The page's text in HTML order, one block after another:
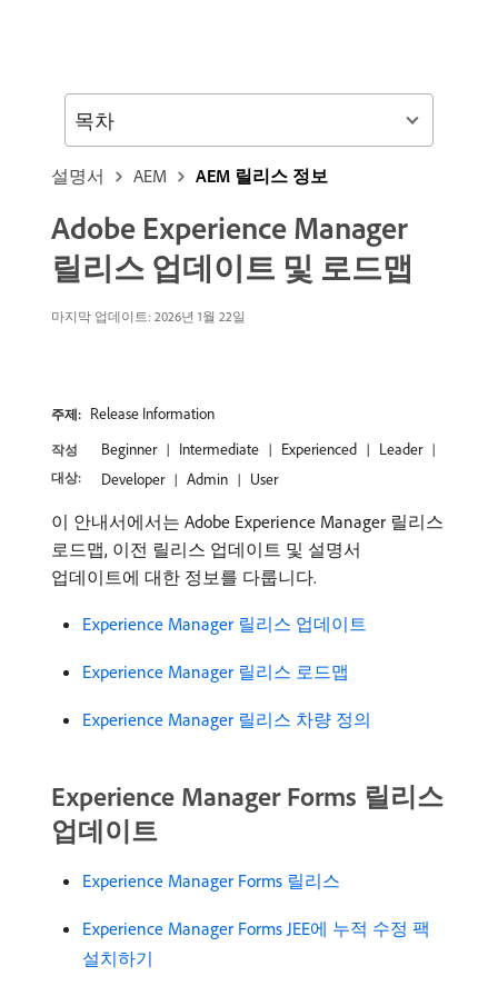
설명서 AEM AEM 릴리스 정보
Adobe Experience Manager
릴리스 업데이트 및 로드맵
마지막 업데이트: 2026년 1월 22일
주제: Release Information
작성
대상:
Beginner Intermediate Experienced
Leader
Developer
Admin User
이 안내서에서는 Adobe Experience Manager 릴리스
로드맵, 이전 릴리스 업데이트 및 설명서
업데이트에 대한 정보를 다룹니다.
Experience Manager 릴리스 업데이트
Experience Manager 릴리스 로드맵
Experience Manager 릴리스 차량 정의
Experience Manager Forms 릴리스
업데이트
Experience Manager Forms 릴리스
Experience Manager Forms JEE에 누적 수정 팩
설치하기
목차